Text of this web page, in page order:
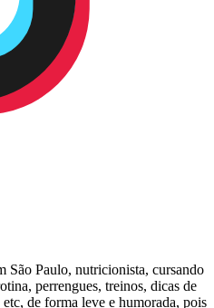
São Paulo, nutricionista, cursando
perrengues, treinos, dicas de
de forma leve e humorada, pois